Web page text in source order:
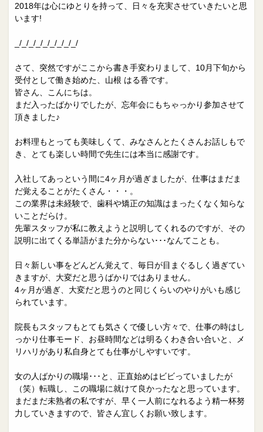
2018年は心にゆとりを持って、日々を充実させていきたいと思
います!
_/_/_/_/_/_/_/_/_/
さて、突然ですがここから書き手変わりまして、10月下旬から
受付として働き始めた、山根 はる香です。
皆さん、こんにちは。
まだ入ったばかりでしたが、忘年会にもちゃっかり参加させて
頂きました♪
お料理もとっても美味しくて、みなさんとたくさんお話しもで
き、とても楽しい時間で先生には本当に感謝です。
入社してあっという間に4ヶ月が過ぎましたが、仕事はまだま
だ覚えることがたくさん・・・。
この業界は未経験で、歯科や矯正の知識はまったくなく知らな
いことだらけ。
先輩スタッフが私に教えようと説明してくれるのですが、その
説明に出てくる単語がまた分からない･･･なんてことも。
日々新しい事をどんどん覚えて、毎日が目まぐるしく過ぎてい
きますが、大変だと思うばかりではありません。
4ヶ月が過ぎ、大変だと思うのと同じくらいのやりがいも感じ
られています。
院長もスタッフもとても気さくで優しい方々で、仕事の時はし
っかり仕事モード、お昼時間などは明るくわき合い合いと、メ
リハリがあり私自身とても仕事がしやすいです。
女の人ばかりの職場･･･と、正直始めはビビっていましたが
（笑）転職し、この職場に就けて良かったなと思っています。
まだまだ未熟者の私ですが、早く一人前になれるよう精一杯努
力していきますので、皆さん宜しくお願い致します。